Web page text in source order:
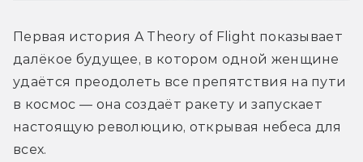
Первая история A Theory of Flight показывает
далёкое будущее, в котором одной женщине
удаётся преодолеть все препятствия на пути
в космос — она создаёт ракету и запускает
настоящую революцию, открывая небеса для
всех.